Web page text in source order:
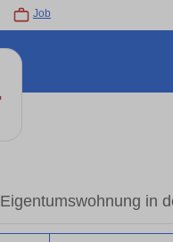
Job
in